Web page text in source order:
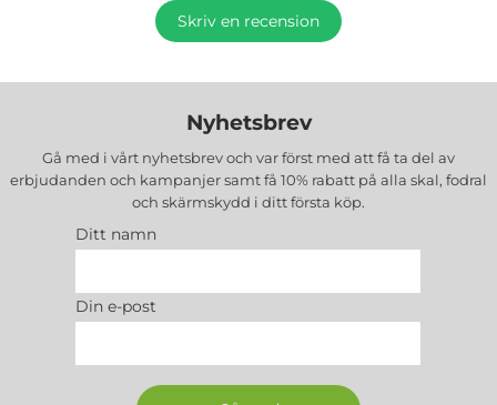
Skriv en recension
Nyhetsbrev
Gå med i vårt nyhetsbrev och var först med att få ta del av
erbjudanden och kampanjer samt få 10% rabatt på alla skal, fodral
och skärmskydd i ditt första köp.
Ditt namn
Din e-post